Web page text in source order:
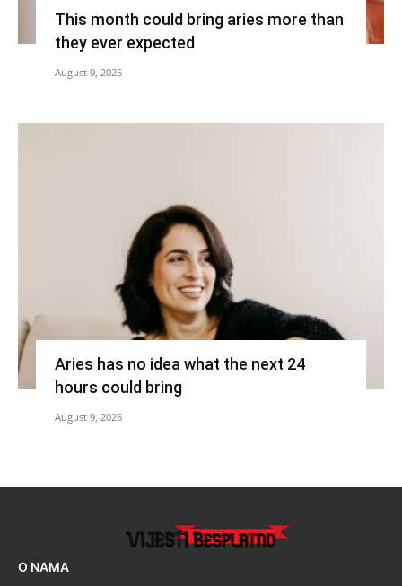
This month could bring aries more than
they ever expected
August 9, 2026
Aries has no idea what the next 24
hours could bring
August 9, 2026
O NAMA